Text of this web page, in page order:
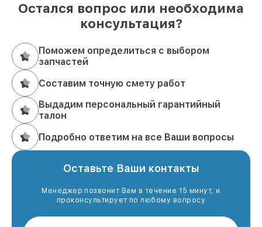
Остался вопрос или необходима
консультация?
Поможем определиться с выбором
запчастей
Составим точную смету работ
Выдадим персональный гарантийный
талон
Подробно ответим на все Ваши вопросы
Оставьте Ваши контакты
Менеджер позвонит Вам в течение 15 минут, и
проконсультирует по любому вопросу